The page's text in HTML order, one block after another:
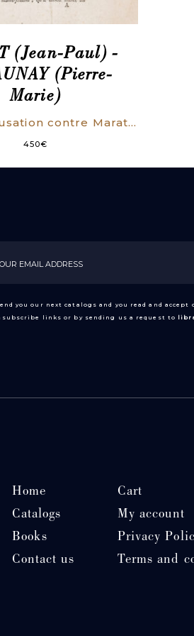
(Jean-Paul) -
(Pierre-
Marie)
Acte d’accusation contre Marat, Député à la Convention Nationale. Du 20 avril 1793.
450€
you our next catalogs and you read and accept
links or by sending us a request to
Home
Catalogs
Books
Contact us
Cart
My account
Privacy
Terms and